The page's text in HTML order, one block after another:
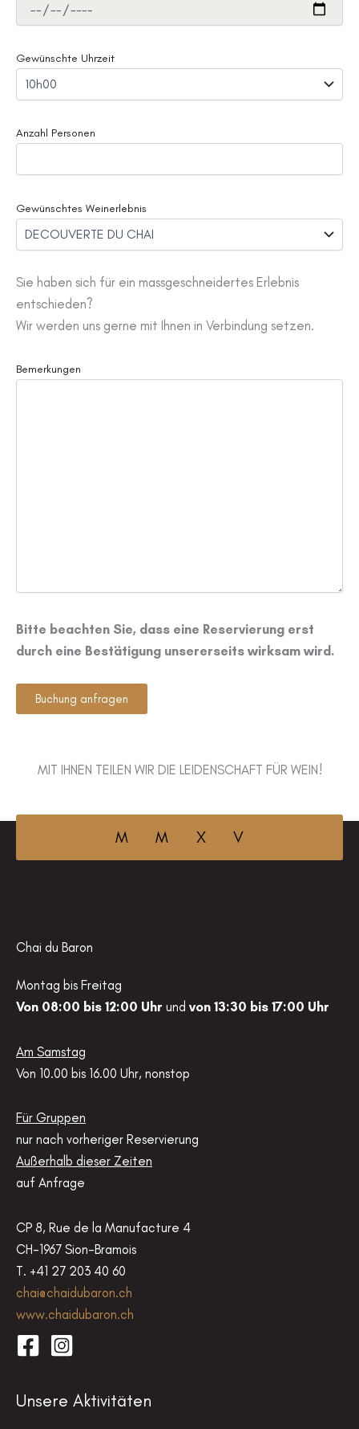
Gewünschte Uhrzeit
Anzahl Personen
Gewünschtes Weinerlebnis
Sie haben sich für ein massgeschneidertes Erlebnis
entschieden?
Wir werden uns gerne mit Ihnen in Verbindung setzen.
Bemerkungen
Bitte beachten Sie, dass eine Reservierung erst
durch eine Bestätigung unsererseits wirksam wird.
e
v
:
MIT IHNEN TEILEN WIR DIE LEIDENSCHAFT FÜR WEIN!
M M X V
Chai du Baron
Montag bis Freitag
Von 08:00 bis 12:00 Uhr und von 13:30 bis 17:00 Uhr
Am Samstag
Von 10.00 bis 16.00 Uhr, nonstop
Für Gruppen
nur nach vorheriger Reservierung
Außerhalb dieser Zeiten
auf Anfrage
CP 8, Rue de la Manufacture 4
CH-1967 Sion-Bramois
T. +41 27 203 40 60
chai@chaidubaron.ch
www.chaidubaron.ch
Unsere Aktivitäten